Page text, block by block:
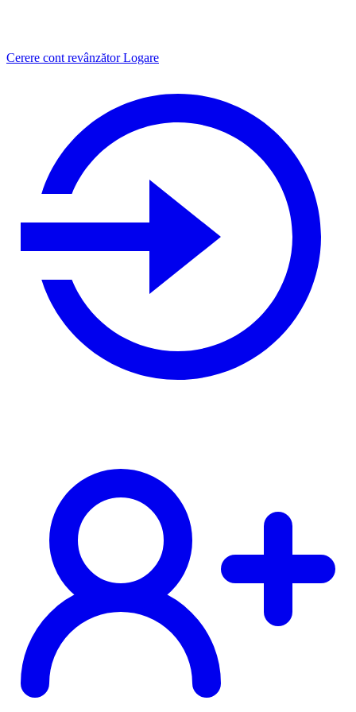
Cerere cont revânzător Logare